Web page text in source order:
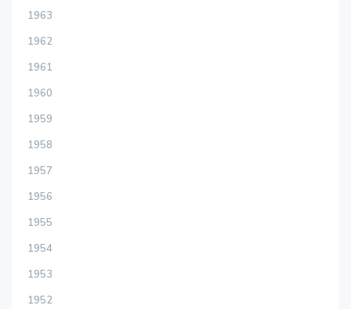
1963
1962
1961
1960
1959
1958
1957
1956
1955
1954
1953
1952